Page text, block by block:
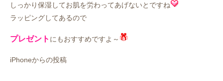
しっかり保湿してお肌を労わってあげないとですね
ラッピングしてあるので
プレゼント にもおすすめですよ～
iPhoneからの投稿